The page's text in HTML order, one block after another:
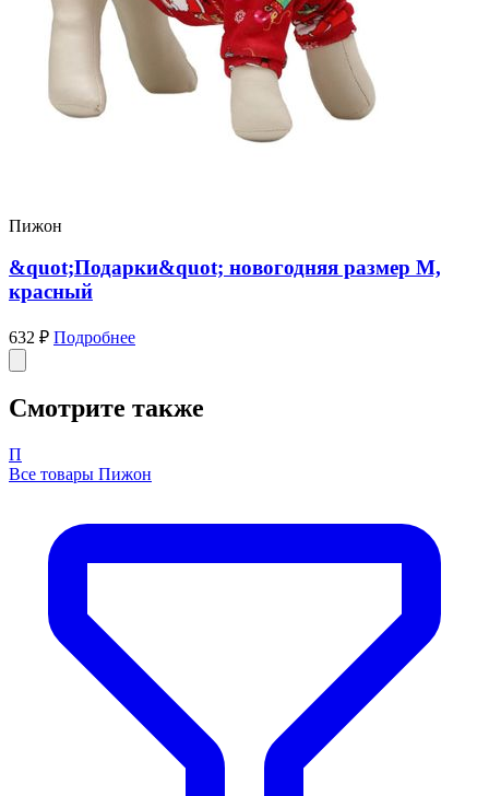
Пижон
&quot;Подарки&quot; новогодняя размер M,
красный
632 ₽ Подробнее
Смотрите также
П
Все товары Пижон